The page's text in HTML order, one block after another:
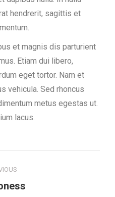
hendrerit, sagittis et
et magnis dis parturient
Etiam dui libero,
eget tortor. Nam et
vehicula. Sed rhoncus
metus egestas ut.
lacus.
Previous